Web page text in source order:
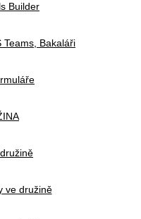
Builder
Teams, Bakaláři
ve družině